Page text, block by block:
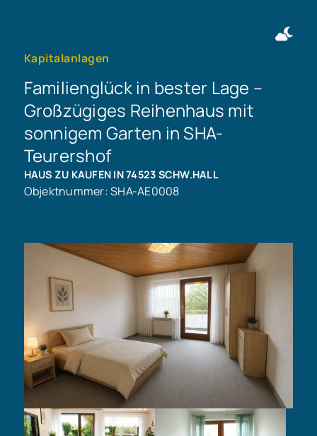
Kapitalanlagen
Familienglück in bester Lage –
Großzügiges Reihenhaus mit
sonnigem Garten in SHA-
Teurershof
HAUS ZU KAUFEN IN 74523 SCHW.HALL
Objektnummer: SHA-AE0008